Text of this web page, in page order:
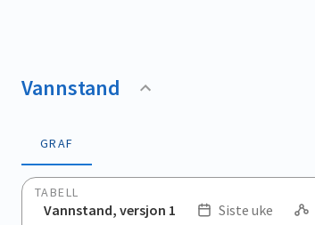
Vannstand
GRAF
TABELL
Vannstand, versjon 1 Siste uke